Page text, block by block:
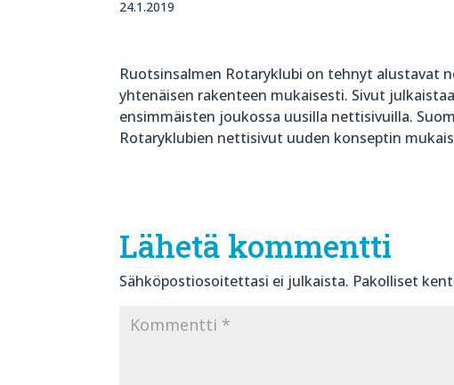
24.1.2019
Ruotsinsalmen Rotaryklubi on tehnyt alustavat
yhtenäisen rakenteen mukaisesti. Sivut
ensimmäisten joukossa uusilla nettisivuilla.
Rotaryklubien nettisivut uuden konseptin
Lähetä kommentti
Sähköpostiosoitettasi ei julkaista. Pakolliset